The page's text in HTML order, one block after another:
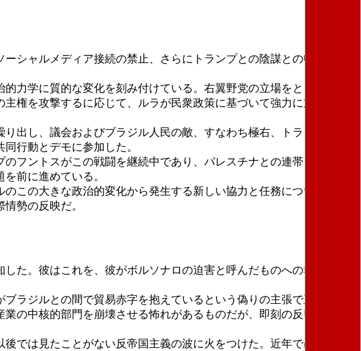
シャルメディア接続の禁止、さらにトランプとの陰謀との申立に対
力学に質的な変化を刻み付けている。右翼野党の立場をとる議会多
権を攻撃するに応じて、ルラが民衆政策に基づいて強力に対応する
出し、議会およびブラジル人民の敵、すなわち極右、トランプ、ま
行動とデモに参加した。
フントスがこの戦闘を継続中であり、パレスチナとの連帯、エコソ
前に進めている。
この大きな政治的変化から発生する新しい協力と任務について討論
勢の反映だ。
た。彼はこれを、彼がボルソナロの迫害と呼んだものへの報復とし
ラジルとの間で貿易赤字を抱えているという偽りの主張で正当化さ
の中核的部門を崩壊させる怖れがあるものだが、即刻の反響を生み
では見たことがない反帝国主義の波に火をつけた。近年では、極右